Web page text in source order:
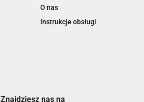
O nas
Instrukcje obsługi
Znajdziesz nas na